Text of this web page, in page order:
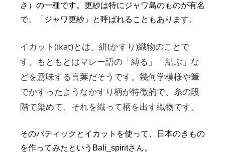
さ）の一種です。更紗は特にジャワ島のものが有名
で、「ジャワ更紗」と呼ばれることもあります。
イカット(ikat)とは、絣(かすり)織物のことで
す。もともとはマレー語の「縛る」「結ぶ」な
どを意味する言葉だそうです。幾何学模様や筆
でかすったようなかすり柄が特徴的で、糸の段
階で染めて、それを織って柄を出す織物です。
そのバティックとイカットを使って、日本のきもの
を作ってみたというBali_spiritさん。